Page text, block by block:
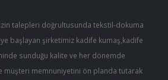
talepleri doğrultusunda tekstil-dokuma
başlayan şirketimiz kadife kumaş,kadife
sunduğu kalite ve her dönemde
müşteri memnuniyetini ön planda tutarak